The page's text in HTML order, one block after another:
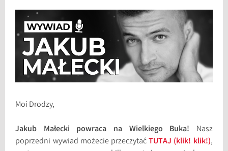
Moi Drodzy,
Jakub Małecki powraca na Wielkiego Buka! Nasz
poprzedni wywiad możecie przeczytaćTUTAJ (klik! klik!),